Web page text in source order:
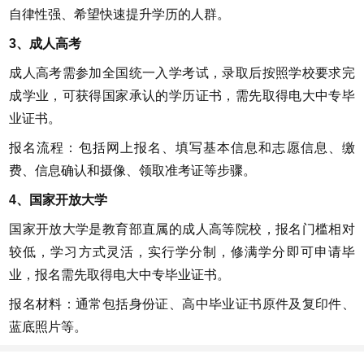
自律性强、希望快速提升学历的人群。
3、成人高考
成人高考需参加全国统一入学考试，录取后按照学校要求完
成学业，可获得国家承认的学历证书，需先取得电大中专毕
业证书。
报名流程：包括网上报名、填写基本信息和志愿信息、缴
费、信息确认和摄像、领取准考证等步骤。
4、国家开放大学
国家开放大学是教育部直属的成人高等院校，报名门槛相对
较低，学习方式灵活，实行学分制，修满学分即可申请毕
业，报名需先取得电大中专毕业证书。
报名材料：通常包括身份证、高中毕业证书原件及复印件、
蓝底照片等。